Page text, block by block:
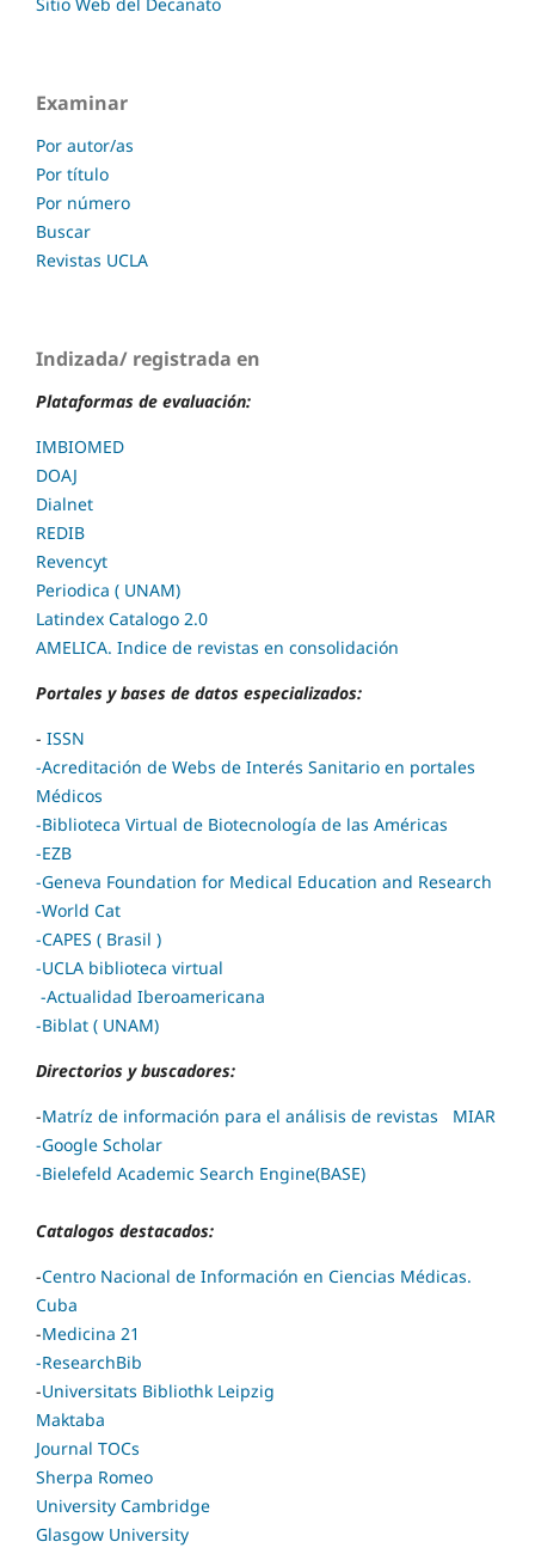
Examinar
Por autor/as
Por título
Por número
Buscar
Revistas UCLA
Indizada/ registrada en
Plataformas de evaluación:
IMBIOMED
DOAJ
Dialnet
REDIB
Revencyt
Periodica ( UNAM)
Latindex Catalogo 2.0
AMELICA. Indice de revistas en consolidación
Portales y bases de datos especializados:
- ISSN
-Acreditación de Webs de Interés Sanitario en portales
Médicos
-Biblioteca Virtual de Biotecnología de las Américas
-EZB
-Geneva Foundation for Medical Education and Research
-World Cat
-CAPES ( Brasil )
-UCLA biblioteca virtual
-Actualidad Iberoamericana
-Biblat ( UNAM)
Directorios y buscadores:
-Matríz de información para el análisis de revistas
MIAR
-Google Scholar
-Bielefeld Academic Search Engine(BASE)
Catalogos destacados:
-Centro Nacional de Información en Ciencias Médicas.
Cuba
-Medicina 21
-ResearchBib
-Universitats Bibliothk Leipzig
Maktaba
Journal TOCs
Sherpa Romeo
University Cambridge
Glasgow University